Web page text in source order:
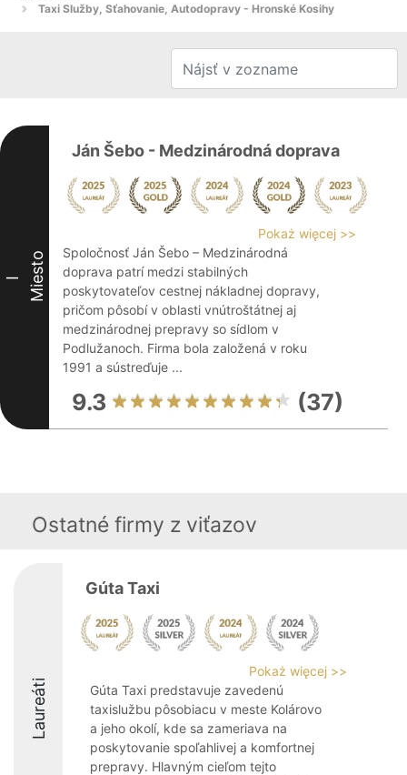
Taxi Služby, Sťahovanie, Autodopravy - Hronské Kosihy
I Miesto
Ján Šebo - Medzinárodná doprava
Pokaż więcej >>
Spoločnosť Ján Šebo – Medzinárodná
doprava patrí medzi stabilných
poskytovateľov cestnej nákladnej dopravy,
pričom pôsobí v oblasti vnútroštátnej aj
medzinárodnej prepravy so sídlom v
Podlužanoch. Firma bola založená v roku
1991 a sústreďuje ...
9.3 (37)
Ostatné firmy z viťazov
Laureáti
Gúta Taxi
Pokaż więcej >>
Gúta Taxi predstavuje zavedenú
taxislužbu pôsobiacu v meste Kolárovo
a jeho okolí, kde sa zameriava na
poskytovanie spoľahlivej a komfortnej
prepravy. Hlavným cieľom tejto